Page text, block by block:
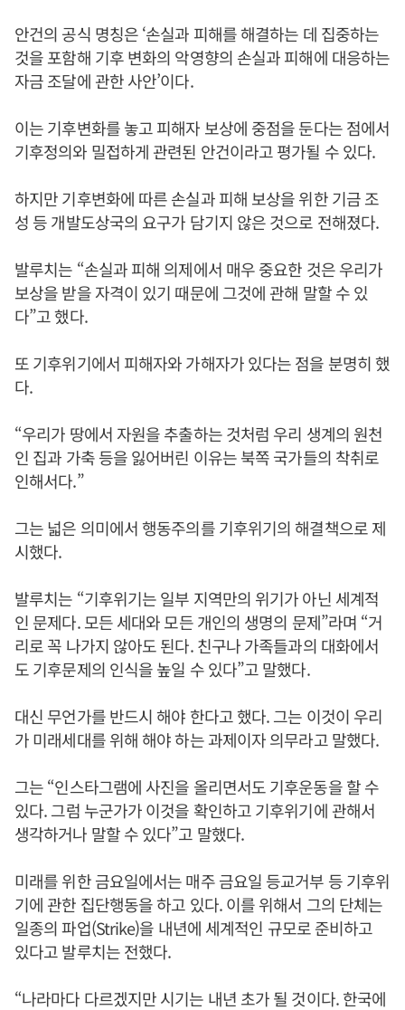
안건의 공식 명칭은 ‘손실과 피해를 해결하는 데 집중하는
것을 포함해 기후 변화의 악영향의 손실과 피해에 대응하는
자금 조달에 관한 사안’이다.
이는 기후변화를 놓고 피해자 보상에 중점을 둔다는 점에서
기후정의와 밀접하게 관련된 안건이라고 평가될 수 있다.
하지만 기후변화에 따른 손실과 피해 보상을 위한 기금 조
성 등 개발도상국의 요구가 담기지 않은 것으로 전해졌다.
발루치는 “손실과 피해 의제에서 매우 중요한 것은 우리가
보상을 받을 자격이 있기 때문에 그것에 관해 말할 수 있
다”고 했다.
또 기후위기에서 피해자와 가해자가 있다는 점을 분명히 했
다.
“우리가 땅에서 자원을 추출하는 것처럼 우리 생계의 원천
인 집과 가축 등을 잃어버린 이유는 북쪽 국가들의 착취로
인해서다.”
그는 넓은 의미에서 행동주의를 기후위기의 해결책으로 제
시했다.
발루치는 “기후위기는 일부 지역만의 위기가 아닌 세계적
인 문제다. 모든 세대와 모든 개인의 생명의 문제”라며 “거
리로 꼭 나가지 않아도 된다. 친구나 가족들과의 대화에서
도 기후문제의 인식을 높일 수 있다”고 말했다.
대신 무언가를 반드시 해야 한다고 했다. 그는 이것이 우리
가 미래세대를 위해 해야 하는 과제이자 의무라고 말했다.
그는 “인스타그램에 사진을 올리면서도 기후운동을 할 수
있다. 그럼 누군가가 이것을 확인하고 기후위기에 관해서
생각하거나 말할 수 있다”고 말했다.
미래를 위한 금요일에서는 매주 금요일 등교거부 등 기후위
기에 관한 집단행동을 하고 있다. 이를 위해서 그의 단체는
일종의 파업(Strike)을 내년에 세계적인 규모로 준비하고
있다고 발루치는 전했다.
“나라마다 다르겠지만 시기는 내년 초가 될 것이다. 한국에